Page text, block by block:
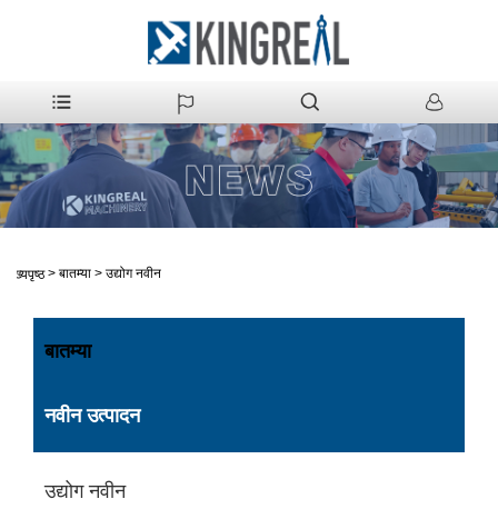
मुख्यपृष्ठ > बातम्या > उद्योग नवीन
बातम्या
नवीन उत्पादन
उद्योग नवीन